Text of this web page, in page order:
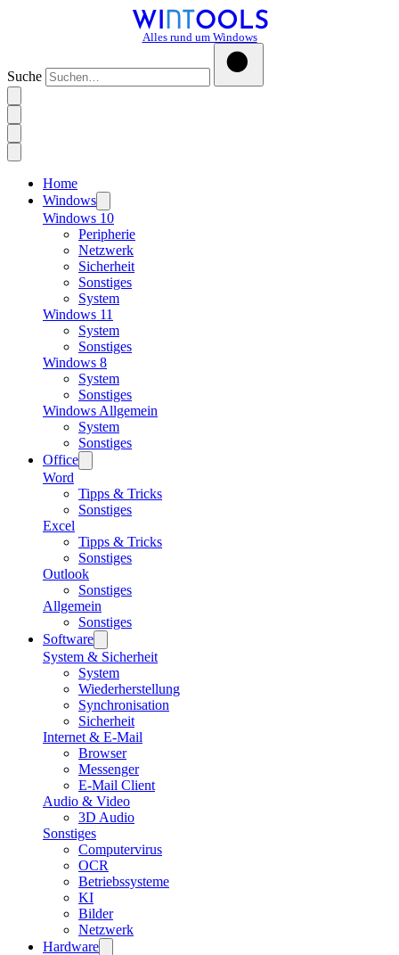
Alles rund um Windows
Suche
Home
Windows
Windows 10
Peripherie
Netzwerk
Sicherheit
Sonstiges
System
Windows 11
System
Sonstiges
Windows 8
System
Sonstiges
Windows Allgemein
System
Sonstiges
Office
Word
Tipps & Tricks
Sonstiges
Excel
Tipps & Tricks
Sonstiges
Outlook
Sonstiges
Allgemein
Sonstiges
Software
System & Sicherheit
System
Wiederherstellung
Synchronisation
Sicherheit
Internet & E-Mail
Browser
Messenger
E-Mail Client
Audio & Video
3D Audio
Sonstiges
Computervirus
OCR
Betriebssysteme
KI
Bilder
Netzwerk
Hardware